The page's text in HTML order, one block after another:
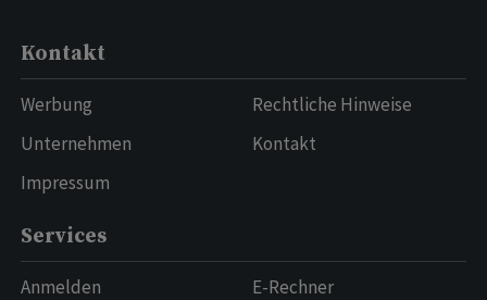
Kontakt
Werbung
Unternehmen
Impressum
Rechtliche Hinweise
Kontakt
Services
Anmelden
E-Rechner